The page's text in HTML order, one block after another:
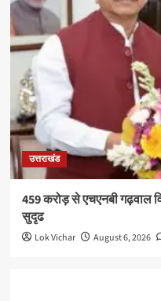
उत्तराखंड
459 करोड़ से एचएनबी गढ़वाल
सुदृढ
Lok Vichar August 6, 2026